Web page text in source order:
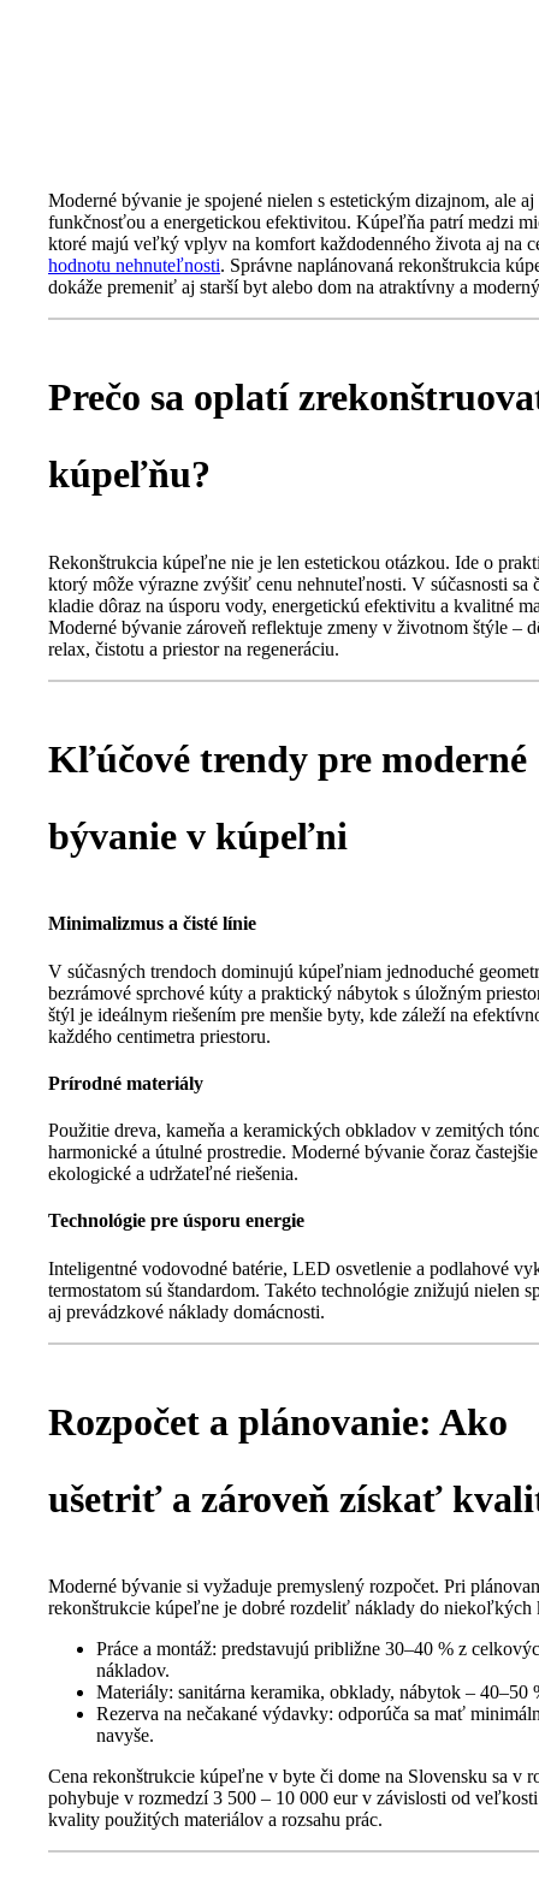
Moderné bývanie je spojené nielen s estetickým dizajnom, ale aj
funkčnosťou a energetickou efektivitou. Kúpeľňa patrí medzi
ktoré majú veľký vplyv na komfort každodenného života aj na
hodnotu nehnuteľnosti. Správne naplánovaná rekonštrukcia
dokáže premeniť aj starší byt alebo dom na atraktívny a
Prečo sa oplatí
kúpeľňu?
Rekonštrukcia kúpeľne nie je len estetickou otázkou. Ide o
ktorý môže výrazne zvýšiť cenu nehnuteľnosti. V súčasnosti sa
kladie dôraz na úsporu vody, energetickú efektivitu a kvalitné
Moderné bývanie zároveň reflektuje zmeny v životnom štýle –
relax, čistotu a priestor na regeneráciu.
Kľúčové trendy pre moderné
bývanie v kúpeľni
Minimalizmus a čisté línie
V súčasných trendoch dominujú kúpeľniam jednoduché
bezrámové sprchové kúty a praktický nábytok s úložným
štýl je ideálnym riešením pre menšie byty, kde záleží na
každého centimetra priestoru.
Prírodné materiály
Použitie dreva, kameňa a keramických obkladov v zemitých
harmonické a útulné prostredie. Moderné bývanie čoraz
ekologické a udržateľné riešenia.
Technológie pre úsporu energie
Inteligentné vodovodné batérie, LED osvetlenie a podlahové
termostatom sú štandardom. Takéto technológie znižujú nielen
aj prevádzkové náklady domácnosti.
Rozpočet a plánovanie: Ako
ušetriť a zároveň získať
Moderné bývanie si vyžaduje premyslený rozpočet. Pri
rekonštrukcie kúpeľne je dobré rozdeliť náklady do niekoľkých
Práce a montáž: predstavujú približne 30–40 % z
nákladov.
Materiály: sanitárna keramika, obklady, nábytok – 40–50
Rezerva na nečakané výdavky: odporúča sa mať
navyše.
Cena rekonštrukcie kúpeľne v byte či dome na Slovensku sa v
pohybuje v rozmedzí 3 500 – 10 000 eur v závislosti od
kvality použitých materiálov a rozsahu prác.